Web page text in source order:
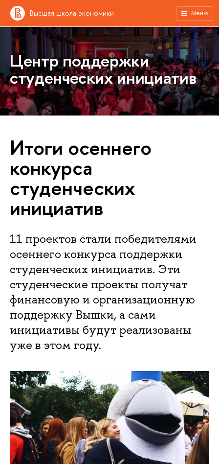
Высшая школа экономики Меню
Центр поддержки
студенческих инициатив
Итоги осеннего
конкурса
студенческих
инициатив
11 проектов стали победителями
осеннего конкурса поддержки
студенческих инициатив. Эти
студенческие проекты получат
финансовую и организационную
поддержку Вышки, а сами
инициативы будут реализованы
уже в этом году.